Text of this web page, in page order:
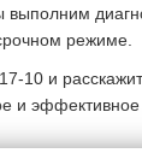
режиме.
10 и
и